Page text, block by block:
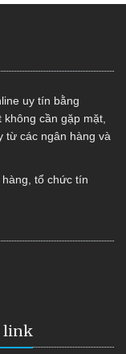
uy tín bằng
cần gặp mặt,
từ các ngân hàng và
tổ chức tín
link